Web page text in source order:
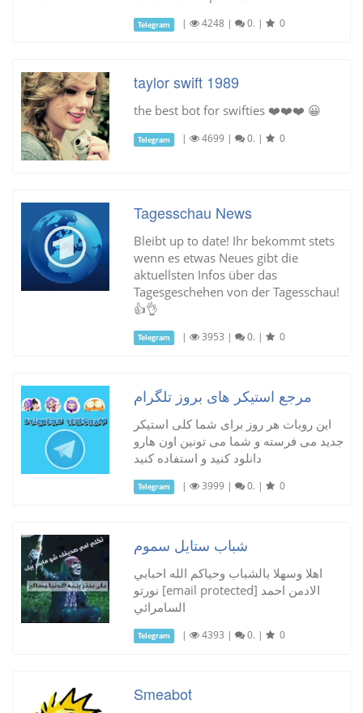
Telegram | 4248 | 0. | 0
taylor swift 1989
the best bot for swifties ❤️❤️❤️ 😀
Telegram | 4699 | 0. | 0
Tagesschau News
Bleibt up to date! Ihr bekommt stets
wenn es etwas Neues gibt die
aktuellsten Infos über das
Tagesgeschehen von der Tagesschau!
👍👌
Telegram | 3953 | 0. | 0
مرجع استیکر های بروز تلگرام
این روبات هر روز برای شما کلی استیکر
جدید می فرسته و شما می تونین اون هارو
دانلود کنید و استفاده کنید
Telegram | 3999 | 0. | 0
شباب ستايل سموم
اهلا وسهلا بالشباب وحياكم الله احبابي
نورتو [email protected] الادمن احمد
السامرائي
Telegram | 4393 | 0. | 0
Smeabot